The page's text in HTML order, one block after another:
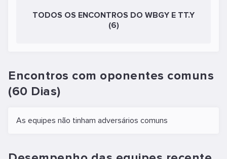
TODOS OS ENCONTROS DO WBGY E TT.Y
(6)
Encontros com oponentes comuns
(60 Dias)
As equipes não tinham adversários comuns